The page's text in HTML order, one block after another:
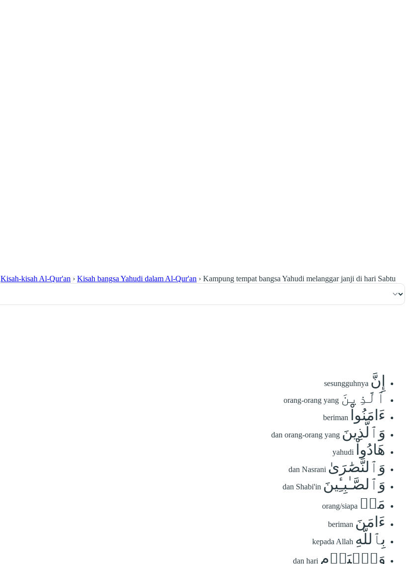
Kisah-kisah Al-Qur'an › Kisah bangsa Yahudi dalam Al-Qur'an › Kampung tempat bangsa Yahudi melanggar janji di hari Sabtu
إِنَّ sesungguhnya
ٱلَّذِينَ orang-orang yang
ءَامَنُواْ beriman
وَٱلَّذِينَ dan orang-orang yang
هَادُواْ yahudi
وَٱلنَّصَٰرَىٰ dan Nasrani
وَٱلصَّـٰبِـِٔينَ dan Shabi'in
مَنۡ orang/siapa
ءَامَنَ beriman
بِٱللَّهِ kepada Allah
وَٱلۡيَوۡمِ dan hari